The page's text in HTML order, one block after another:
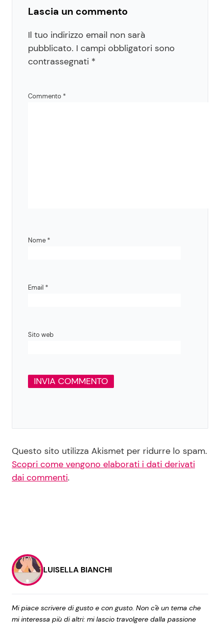
Lascia un commento
Il tuo indirizzo email non sarà
pubblicato. I campi obbligatori sono
contrassegnati *
Commento *
Nome *
Email *
Sito web
Questo sito utilizza Akismet per ridurre lo spam.
Scopri come vengono elaborati i dati derivati
dai commenti.
LUISELLA BIANCHI
Mi piace scrivere di gusto e con gusto. Non c'è un tema che
mi interessa più di altri: mi lascio travolgere dalla passione